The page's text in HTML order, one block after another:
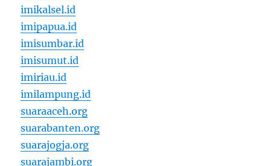
imikalsel.id
imipapua.id
imisumbar.id
imisumut.id
imiriau.id
imilampung.id
suaraaceh.org
suarabanten.org
suarajogja.org
suarajambi.org